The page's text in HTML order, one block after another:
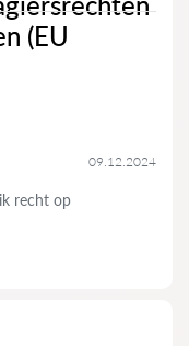
(EU
09.12.2024
recht op